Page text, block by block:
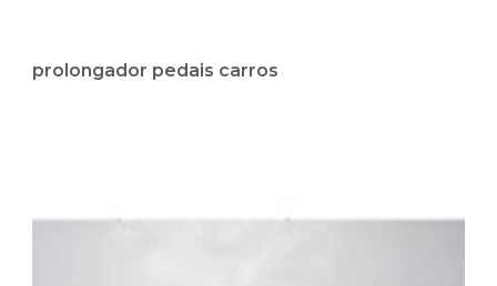
prolongador pedais carros